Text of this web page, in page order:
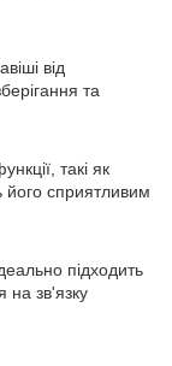
від
та
такі як
сприятливим
підходить
на зв'язку